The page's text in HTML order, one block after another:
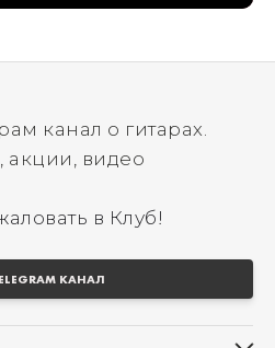
канал о гитарах.
акции, видео
в Клуб!
КАНАЛ